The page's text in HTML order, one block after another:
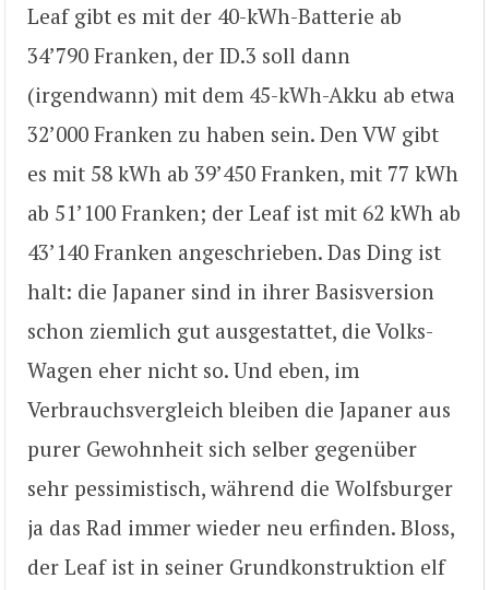
Leaf gibt es mit der 40-kWh-Batterie ab
34’790 Franken, der ID.3 soll dann
(irgendwann) mit dem 45-kWh-Akku ab etwa
32’000 Franken zu haben sein. Den VW gibt
es mit 58 kWh ab 39’450 Franken, mit 77 kWh
ab 51’100 Franken; der Leaf ist mit 62 kWh ab
43’140 Franken angeschrieben. Das Ding ist
halt: die Japaner sind in ihrer Basisversion
schon ziemlich gut ausgestattet, die Volks-
Wagen eher nicht so. Und eben, im
Verbrauchsvergleich bleiben die Japaner aus
purer Gewohnheit sich selber gegenüber
sehr pessimistisch, während die Wolfsburger
ja das Rad immer wieder neu erfinden. Bloss,
der Leaf ist in seiner Grundkonstruktion elf